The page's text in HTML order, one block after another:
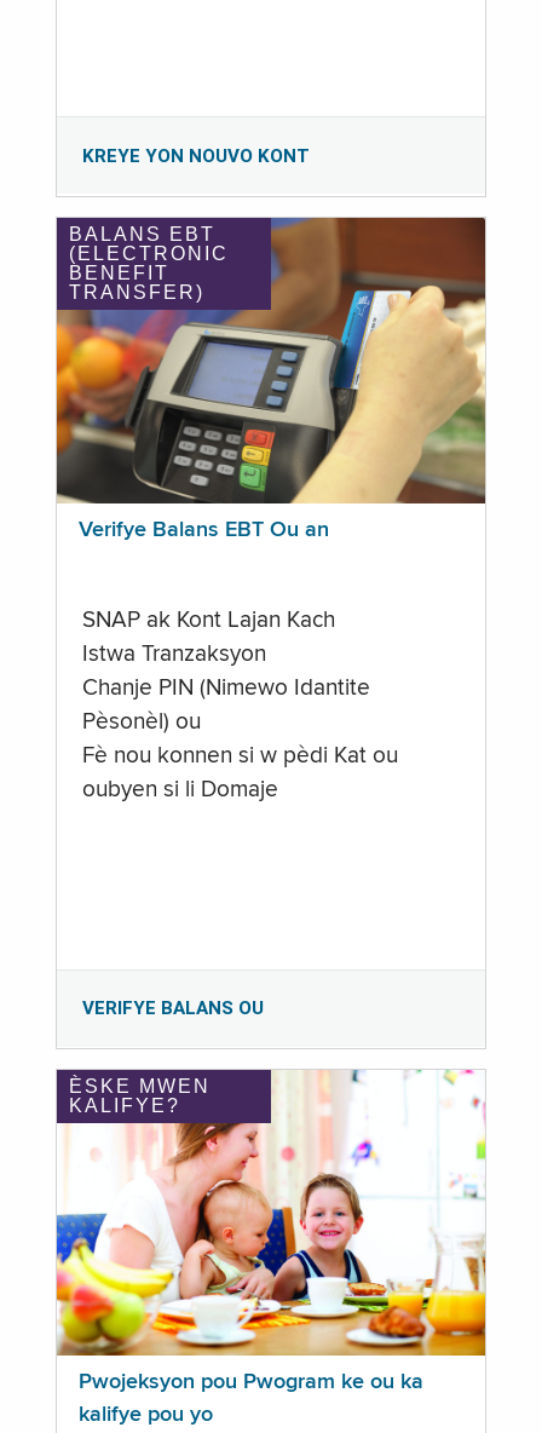
KREYE YON NOUVO KONT
BALANS EBT
(ELECTRONIC
BENEFIT
TRANSFER)
Verifye Balans EBT Ou an
SNAP ak Kont Lajan Kach
Istwa Tranzaksyon
Chanje PIN (Nimewo Idantite
Pèsonèl) ou
Fè nou konnen si w pèdi Kat ou
oubyen si li Domaje
VERIFYE BALANS OU
ÈSKE MWEN
KALIFYE?
Pwojeksyon pou Pwogram ke ou ka
kalifye pou yo